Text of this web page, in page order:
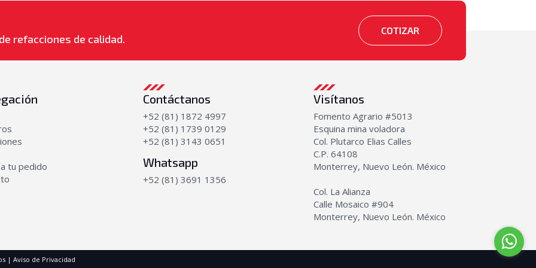
refacciones de calidad.
COTIZAR
tu pedido
Contáctanos
+52 (81) 1872 4997
+52 (81) 1739 0129
+52 (81) 3143 0651
Whatsapp
+52 (81) 3691 1356
Visítanos
Fomento Agrario #5013
Esquina mina voladora
Col. Plutarco Elias Calles
C.P. 64108
Monterrey, Nuevo León. México
Col. La Alianza
Calle Mosaico #904
Monterrey, Nuevo León. México
| Aviso de Privacidad